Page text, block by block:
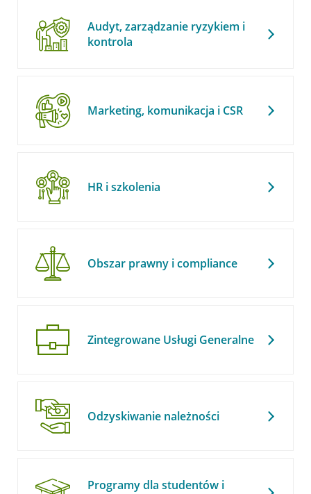
Audyt, zarządzanie ryzykiem i
kontrola
Marketing, komunikacja i CSR
HR i szkolenia
Obszar prawny i compliance
Zintegrowane Usługi Generalne
Odzyskiwanie należności
Programy dla studentów i